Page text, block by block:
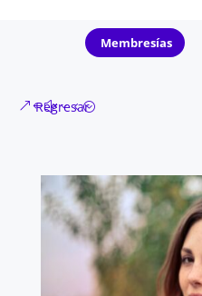
Membresías
Regresar